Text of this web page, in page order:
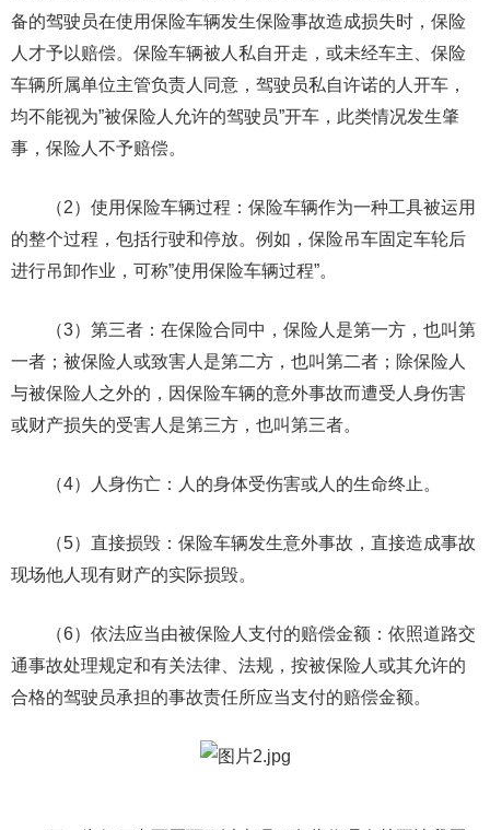
备的驾驶员在使用保险车辆发生保险事故造成损失时，保险
人才予以赔偿。保险车辆被人私自开走，或未经车主、保险
车辆所属单位主管负责人同意，驾驶员私自许诺的人开车，
均不能视为”被保险人允许的驾驶员”开车，此类情况发生肇
事，保险人不予赔偿。
（2）使用保险车辆过程：保险车辆作为一种工具被运用
的整个过程，包括行驶和停放。例如，保险吊车固定车轮后
进行吊卸作业，可称”使用保险车辆过程”。
（3）第三者：在保险合同中，保险人是第一方，也叫第
一者；被保险人或致害人是第二方，也叫第二者；除保险人
与被保险人之外的，因保险车辆的意外事故而遭受人身伤害
或财产损失的受害人是第三方，也叫第三者。
（4）人身伤亡：人的身体受伤害或人的生命终止。
（5）直接损毁：保险车辆发生意外事故，直接造成事故
现场他人现有财产的实际损毁。
（6）依法应当由被保险人支付的赔偿金额：依照道路交
通事故处理规定和有关法律、法规，按被保险人或其允许的
合格的驾驶员承担的事故责任所应当支付的赔偿金额。